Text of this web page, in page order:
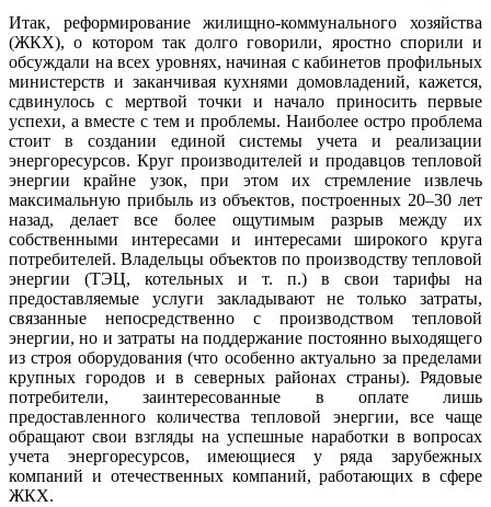
Итак, реформирование жилищно-коммунального хозяйства
(ЖКХ), о котором так долго говорили, яростно спорили и
обсуждали на всех уровнях, начиная с кабинетов профильных
министерств и заканчивая кухнями домовладений, кажется,
сдвинулось с мертвой точки и начало приносить первые
успехи, а вместе с тем и проблемы. Наиболее остро проблема
стоит в создании единой системы учета и реализации
энергоресурсов. Круг производителей и продавцов теп­ловой
энергии крайне узок, при этом их стремление извлечь
максимальную прибыль из объектов, построенных 20–30 лет
назад, делает все более ощутимым разрыв между их
собственными интересами и интересами широкого круга
потребителей. Владельцы объектов по производству тепловой
энергии (ТЭЦ, котельных и т. п.) в свои тарифы на
предоставляемые услуги закладывают не только затраты,
связанные непосредственно с производством тепловой
энергии, но и затраты на поддержание постоянно выходящего
из строя оборудования (что особенно актуально за пределами
крупных городов и в северных районах страны). Рядовые
потребители, заинтересованные в оплате лишь
предоставленного количества тепловой энергии, все чаще
обращают свои взгляды на успешные наработки в вопросах
учета энергоресурсов, имеющиеся у ряда зарубежных
компаний и отечественных компаний, работающих в сфере
ЖКХ.